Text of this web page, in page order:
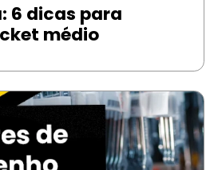
6 dicas para
médio